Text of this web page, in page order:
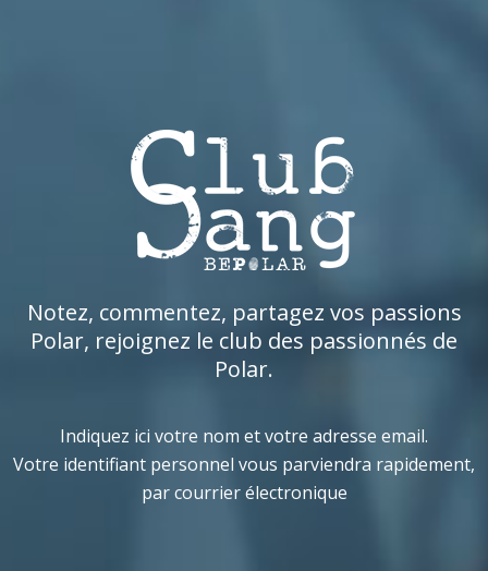
Notez, commentez, partagez vos passions
Polar, rejoignez le club des passionnés de
Polar.
Indiquez ici votre nom et votre adresse email.
Votre identifiant personnel vous parviendra rapidement,
par courrier électronique